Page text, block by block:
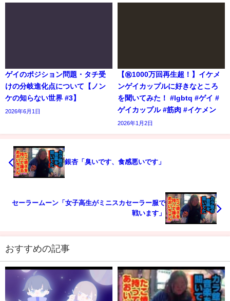
ゲイのポジション問題・タチ受
けの分岐進化点について【ノン
ケの知らない世界 #3】
2026年6月1日
【㊗️1000万回再生超！】イケメ
ンゲイカップルに好きなところ
を聞いてみた！ #lgbtq #ゲイ #
ゲイカップル #筋肉 #イケメン
2026年1月2日
銀杏「臭いです、食感悪いです」
セーラームーン「女子高生がミニスカセーラー服で
戦います」
おすすめの記事